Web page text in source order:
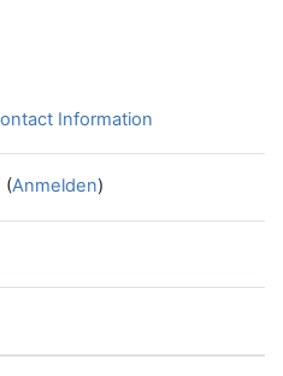
Information
(Anmelden)